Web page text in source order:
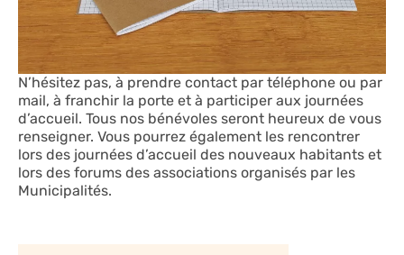
N’hésitez pas, à prendre contact par téléphone ou par
mail, à franchir la porte et à participer aux journées
d’accueil. Tous nos bénévoles seront heureux de vous
renseigner. Vous pourrez également les rencontrer
lors des journées d’accueil des nouveaux habitants et
lors des forums des associations organisés par les
Municipalités.